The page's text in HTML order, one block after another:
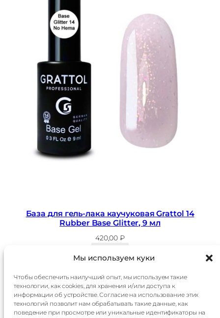
Мы используем куки
Чтобы обеспечить наилучший опыт, мы используем такие
технологии, как cookies, для хранения и/или доступа к
информации об устройстве. Согласие на использование этих
технологий позволит нам обрабатывать такие данные, как
поведение при просмотре или уникальные идентификаторы на
База для гель-лака каучуковая Grattol 14
Rubber Base Glitter, 9 мл
420,00₽
Главная
Каталог
О
Доставка
Оплата
Контакты